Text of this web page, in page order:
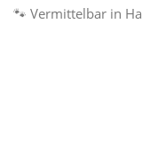
🐾 Vermittelbar in